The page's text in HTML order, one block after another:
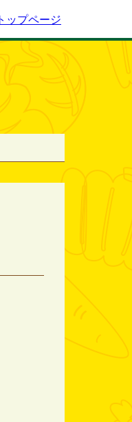
ップページ